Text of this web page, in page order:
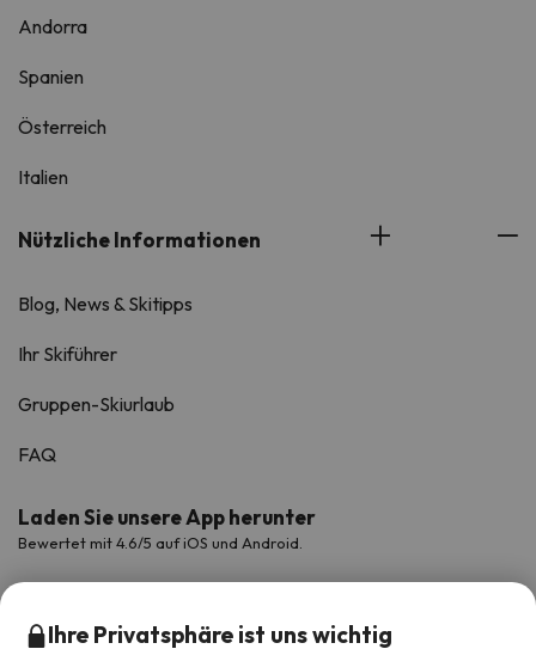
Andorra
Spanien
Österreich
Italien
Nützliche Informationen
Blog, News & Skitipps
Ihr Skiführer
Gruppen-Skiurlaub
FAQ
Laden Sie unsere App herunter
Bewertet mit 4.6/5 auf iOS und Android.
Ihre Privatsphäre ist uns wichtig